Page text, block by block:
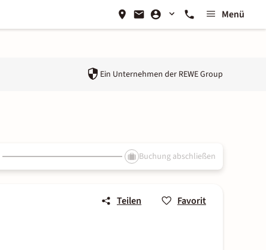
Menü
Ein Unternehmen der REWE Group
Buchung abschließen
Teilen Favorit